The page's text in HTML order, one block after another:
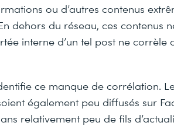
ou d’autres contenus
dehors du réseau, ces contenus
interne d’un tel post ne
ce manque de corrélation.
également peu diffusés sur
relativement peu de fils